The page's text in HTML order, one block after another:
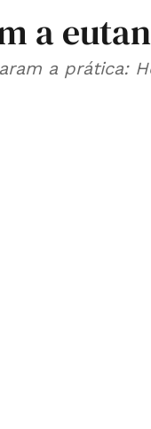
a
a prática: